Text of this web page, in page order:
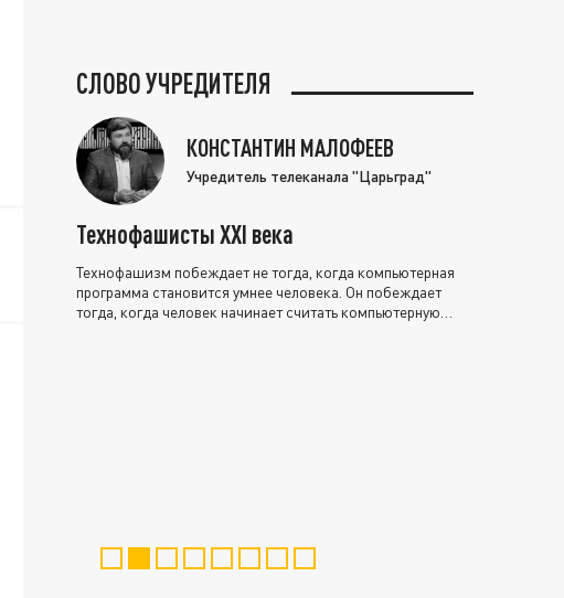
СЛОВО УЧРЕДИТЕЛЯ
КОНСТАНТИН МАЛОФЕЕВ
Учредитель телеканала "Царьград"
Технофашисты XXI века
Технофашизм побеждает не тогда, когда компьютерная
программа становится умнее человека. Он побеждает
тогда, когда человек начинает считать компьютерную